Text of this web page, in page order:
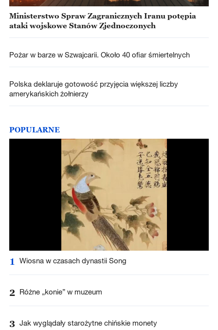
Ministerstwo Spraw Zagranicznych Iranu potępia
ataki wojskowe Stanów Zjednoczonych
Pożar w barze w Szwajcarii. Około 40 ofiar śmiertelnych
Polska deklaruje gotowość przyjęcia większej liczby
amerykańskich żołnierzy
POPULARNE
1 Wiosna w czasach dynastii Song
2 Różne „konie” w muzeum
3 Jak wyglądały starożytne chińskie monety